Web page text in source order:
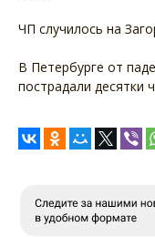
ЧП случилось на
В Петербурге от
пострадали десятки